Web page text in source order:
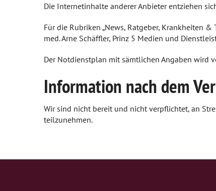
Die Internetinhalte anderer Anbieter entziehen
Für die Rubriken „News, Ratgeber, Krankheiten
med. Arne Schäffler, Prinz 5 Medien und
Der Notdienstplan mit sämtlichen Angaben wird
Information nach dem
Wir sind nicht bereit und nicht verpflichtet, an
teilzunehmen.